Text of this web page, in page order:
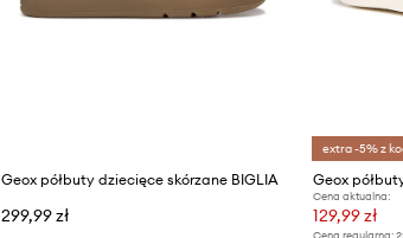
Geox półbuty dziecięce skórzane BIGLIA
299,99 zł
extra -5% z
Cena aktualna:
129,99 zł